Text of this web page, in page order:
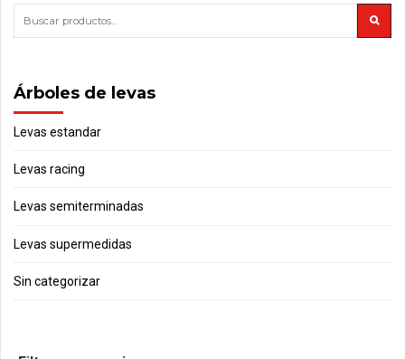
Árboles de levas
Levas estandar
Levas racing
Levas semiterminadas
Levas supermedidas
Sin categorizar